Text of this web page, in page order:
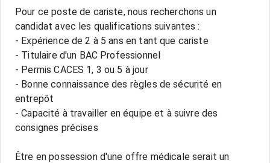
Pour ce poste de cariste, nous recherchons un
candidat avec les qualifications suivantes :
- Expérience de 2 à 5 ans en tant que cariste
- Titulaire d'un BAC Professionnel
- Permis CACES 1, 3 ou 5 à jour
- Bonne connaissance des règles de sécurité en
entrepôt
- Capacité à travailler en équipe et à suivre des
consignes précises
Être en possession d'une offre médicale serait un